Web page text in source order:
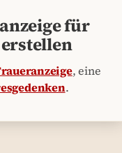
für
, eine
.